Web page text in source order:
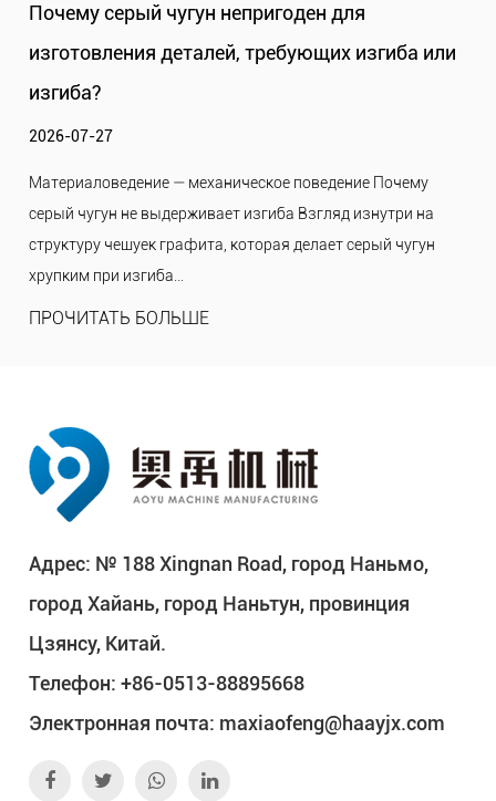
чугун непригоден для
деталей, требующих изгиба или
— механическое поведение Почему
изгиба Взгляд изнутри на
графита, которая делает серый чугун
Почему серый
других легких
Материаловедение
тяжелее
на атомном
Адрес: № 188 Xingnan Road, город Наньмо,
город Хайань, город Наньтун, провинция
Цзянсу, Китай.
Телефон: +86-0513-88895668
Электронная почта: maxiaofeng@haayjx.com